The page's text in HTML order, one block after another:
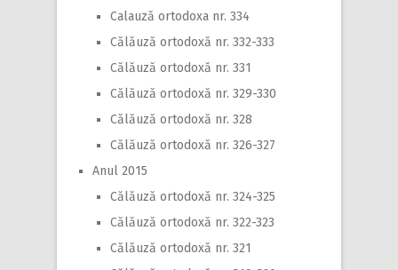
Calauză ortodoxa nr. 334
Călăuză ortodoxă nr. 332-333
Călăuză ortodoxă nr. 331
Călăuză ortodoxă nr. 329-330
Călăuză ortodoxă nr. 328
Călăuză ortodoxă nr. 326-327
Anul 2015
Călăuză ortodoxă nr. 324-325
Călăuză ortodoxă nr. 322-323
Călăuză ortodoxă nr. 321